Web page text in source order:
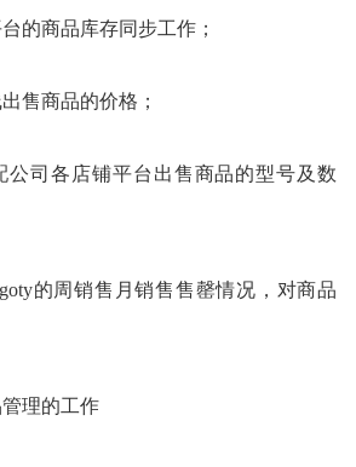
的商品库存同步工作；
售商品的价格；
公司各店铺平台出售商品的型号及数
的周销售月销售售罄情况，对商品
理的工作